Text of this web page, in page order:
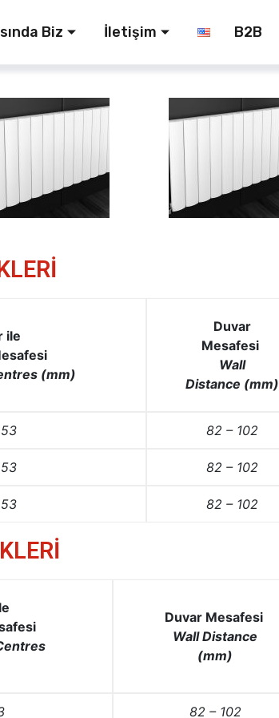
Biz İletişim B2B
ile
(mm)
Duvar
Mesafesi
Wall
Distance (mm)
82 – 102
82 – 102
82 – 102
Duvar Mesafesi
WallDistance
(mm)
82 – 102